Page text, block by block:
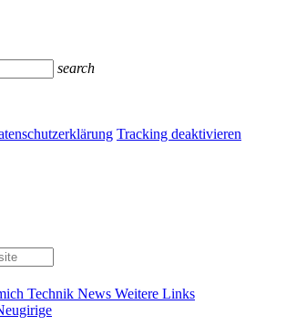
search
Tracking deaktivieren
Technik News Weitere Links